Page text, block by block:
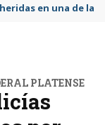
heridas en una de
PLATENSE